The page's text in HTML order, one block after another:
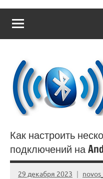
Как настроить
подключений на
29 декабря 2023